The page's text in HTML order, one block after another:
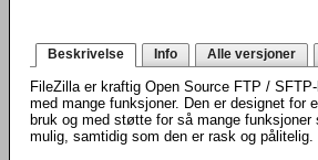
Beskrivelse Info Alle versjoner
FileZilla er kraftig Open Source FTP /
med mange funksjoner. Den er designet for
bruk og med støtte for så mange funksjoner
mulig, samtidig som den er rask og pålitelig.